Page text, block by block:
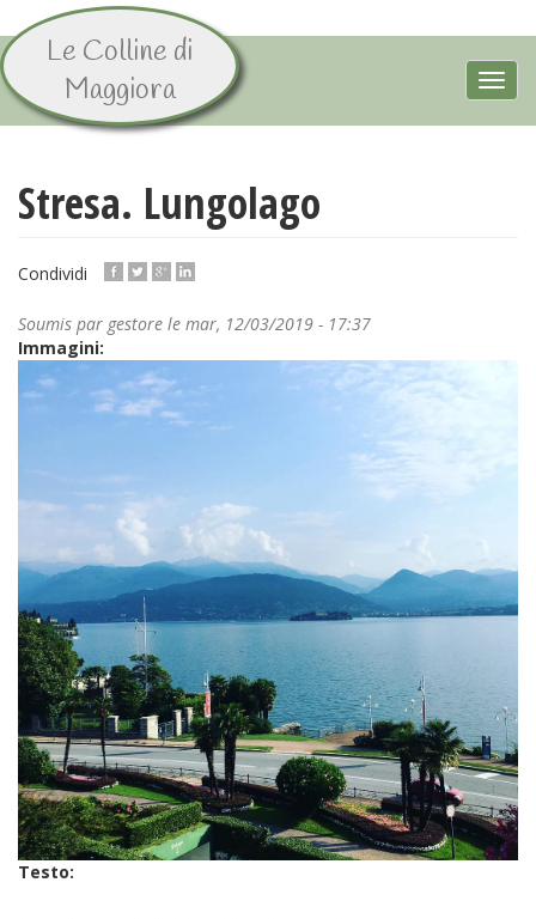
Aller
au
contenu
principal
Le Colline di
Maggiora
Stresa. Lungolago
Condividi
Soumis par gestore le mar, 12/03/2019 - 17:37
Immagini:
Testo: